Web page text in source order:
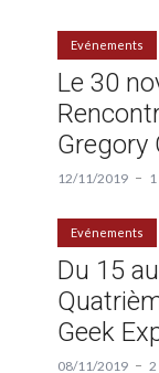
Evénements
Le 30
Gregory
12/11/2019
Evénements
Du 15
Geek
08/11/2019 2